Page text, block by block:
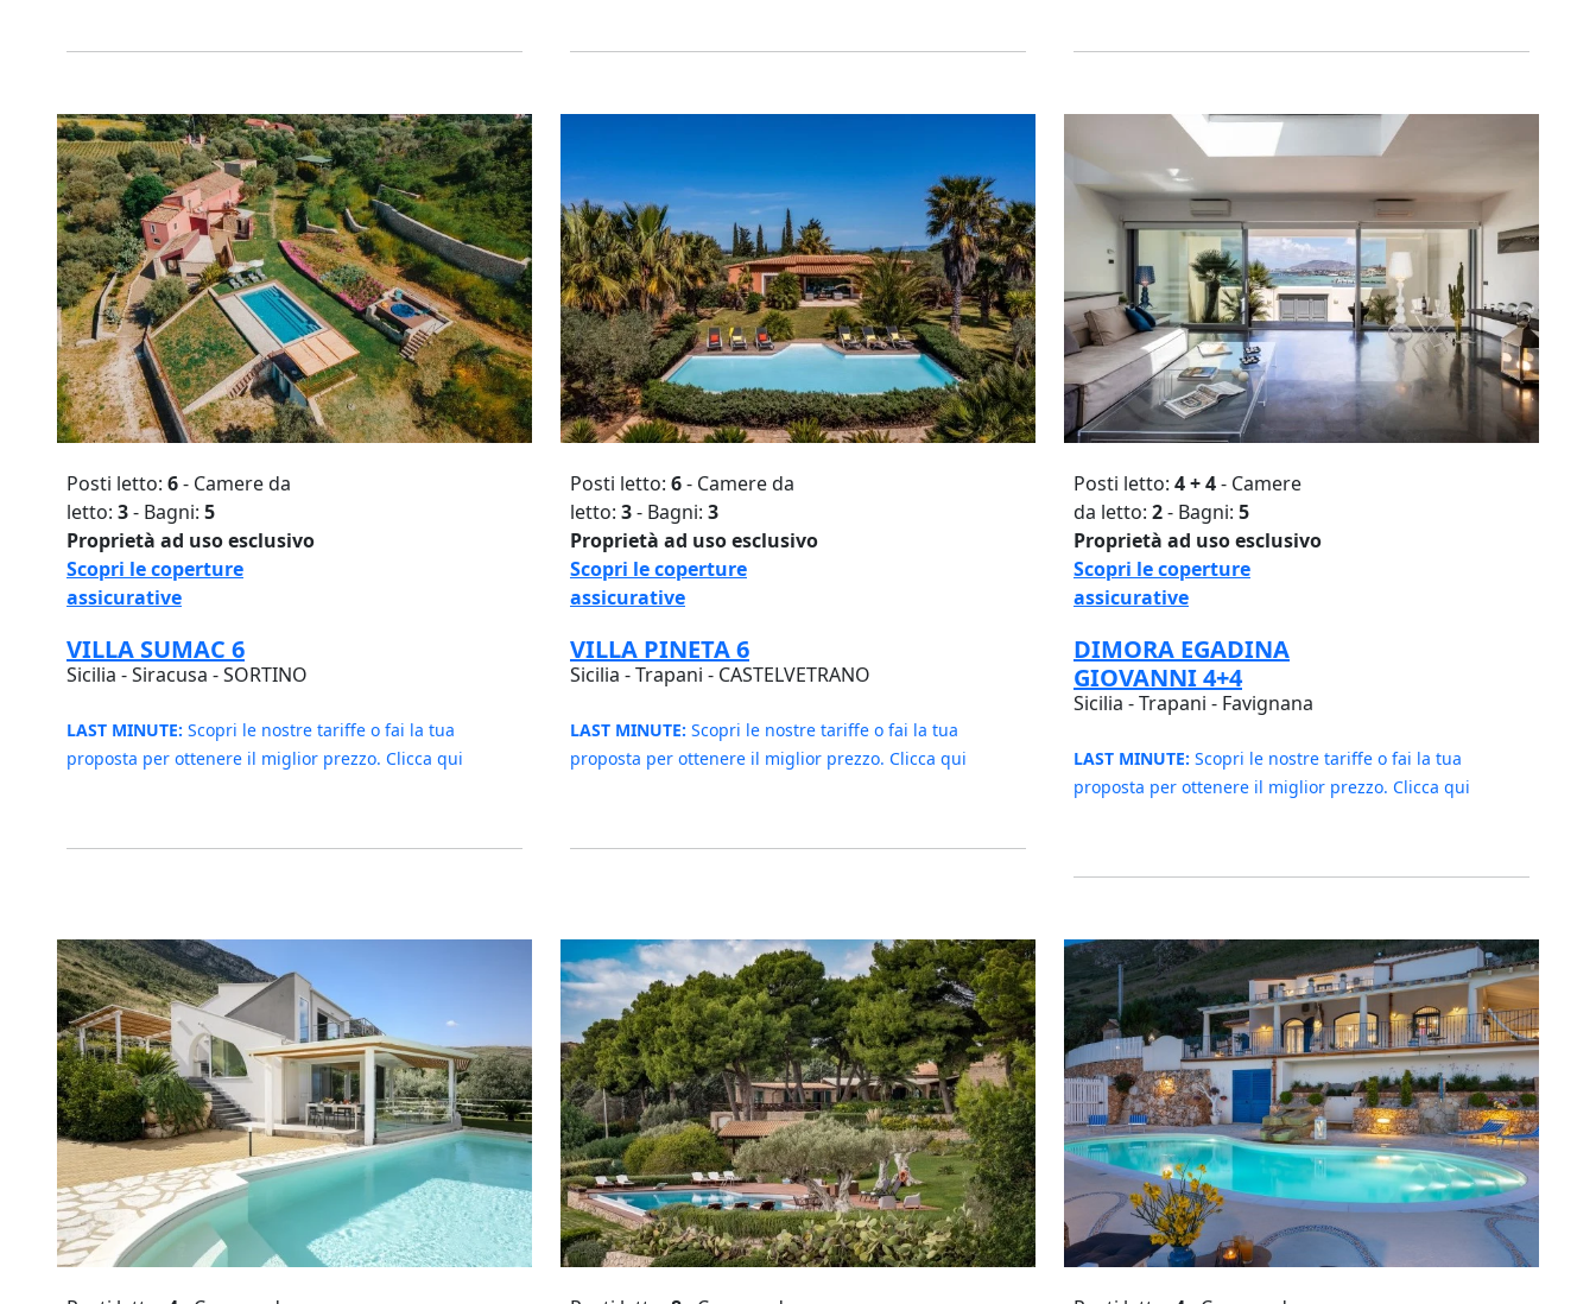
Posti letto: 6- Camere da
letto: 3- Bagni: 5
Proprietà ad uso esclusivo
Scopri le coperture
assicurative
VILLA SUMAC 6
Sicilia - Siracusa - SORTINO
LAST MINUTE: Scopri le nostre tariffe o fai la tua
proposta per ottenere il miglior prezzo. Clicca qui
Posti letto: 6- Camere da
letto: 3- Bagni: 3
Proprietà ad uso esclusivo
Scopri le coperture
assicurative
VILLA PINETA 6
Sicilia - Trapani - CASTELVETRANO
LAST MINUTE: Scopri le nostre tariffe o fai la tua
proposta per ottenere il miglior prezzo. Clicca qui
Posti letto: 4 + 4- Camere
da letto: 2- Bagni: 5
Proprietà ad uso esclusivo
Scopri le coperture
assicurative
DIMORA EGADINA
GIOVANNI 4+4
Sicilia - Trapani - Favignana
LAST MINUTE: Scopri le nostre tariffe o fai la tua
proposta per ottenere il miglior prezzo. Clicca qui